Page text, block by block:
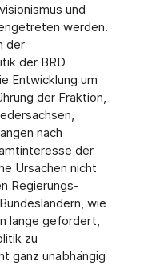
und
werden.
der
der BRD
Entwicklung um
der Fraktion,
nach
der
Ursachen nicht
Regierungs-
wie
lange gefordert,
zu
ganz unabhängig